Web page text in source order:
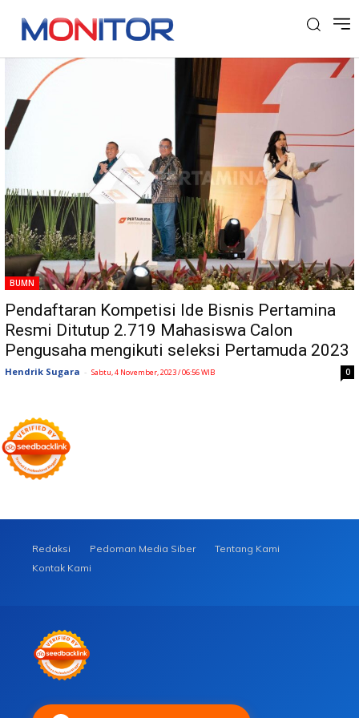
Tag: Mahasiswa Calon Pengusaha
BUMN
Pendaftaran Kompetisi Ide Bisnis Pertamina
Resmi Ditutup 2.719 Mahasiswa Calon
Pengusaha mengikuti seleksi Pertamuda 2023
Hendrik Sugara - Sabtu, 4 November, 2023 / 06:56 WIB 0
Redaksi Pedoman Media Siber
Tentang Kami
Kontak Kami